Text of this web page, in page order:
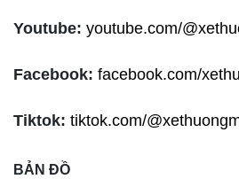
Youtube: youtube.com/
Facebook: facebook.com/
Tiktok: tiktok.com/
BẢN ĐỒ